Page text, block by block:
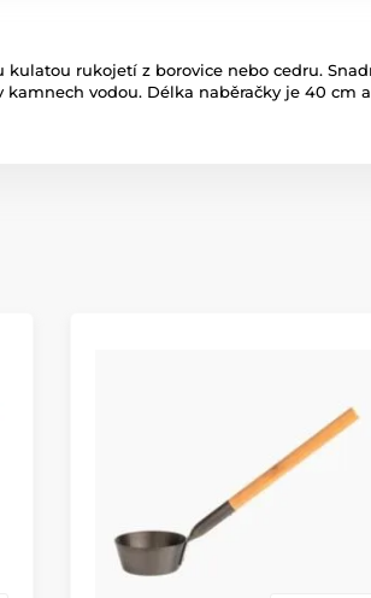
kulatou rukojetí z borovice nebo cedru.
kamnech vodou. Délka naběračky je 40 cm